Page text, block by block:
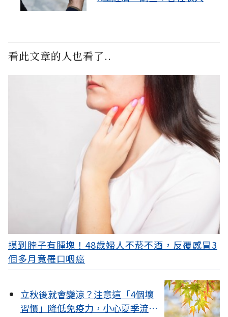
看此文章的人也看了..
摸到脖子有腫塊！48歲婦人不菸不酒，反覆感冒3
個多月竟罹口咽癌
立秋後就會變涼？注意這「4個壞
習慣」降低免疫力，小心夏季流感